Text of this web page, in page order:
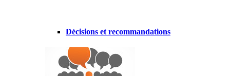
Décisions et recommandations